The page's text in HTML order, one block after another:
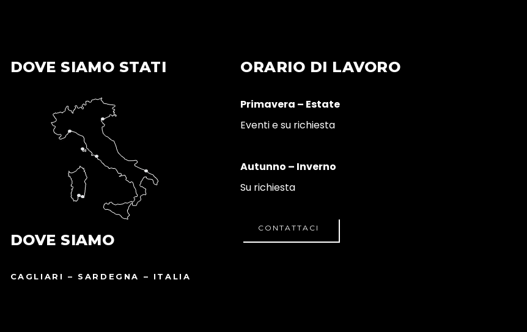
DOVE SIAMO STATI
DOVE SIAMO
CAGLIARI – SARDEGNA – ITALIA
ORARIO DI LAVORO
Primavera – Estate
Eventi e su richiesta
Autunno – Inverno
Su richiesta
CONTATTACI